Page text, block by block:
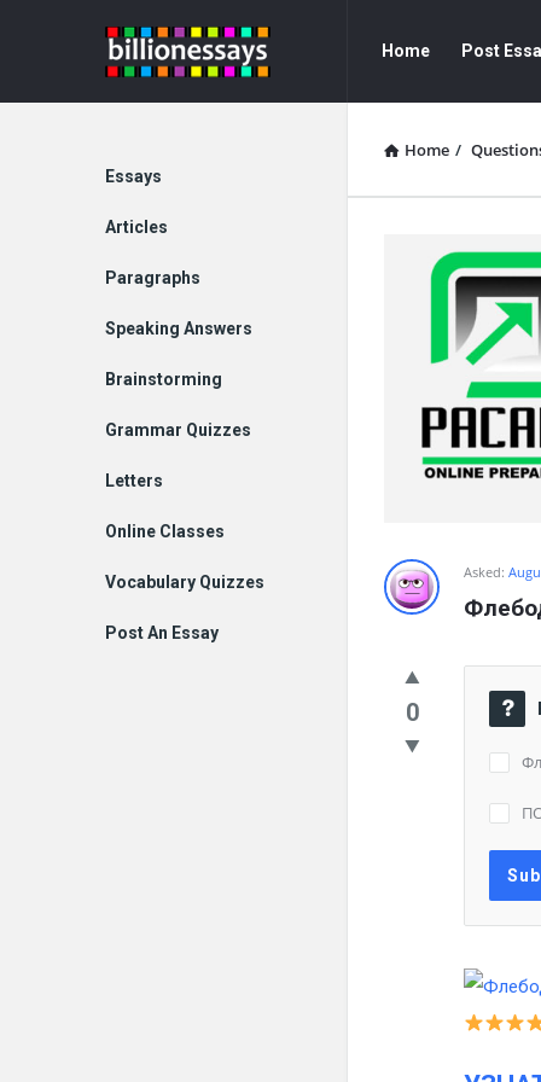
Billion
Essays
Essays
Navigation
Home Post
Home /
Asked:
0
Explore
Essays
Articles
Paragraphs
Speaking Answers
Brainstorming
Grammar Quizzes
Letters
Online Classes
Vocabulary Quizzes
Post An Essay